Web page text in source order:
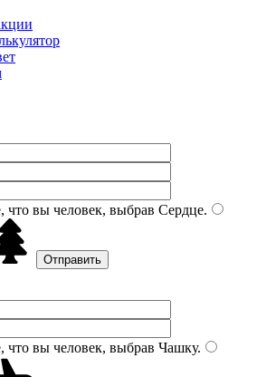
что вы человек, выбрав Сердце.
что вы человек, выбрав Чашку.